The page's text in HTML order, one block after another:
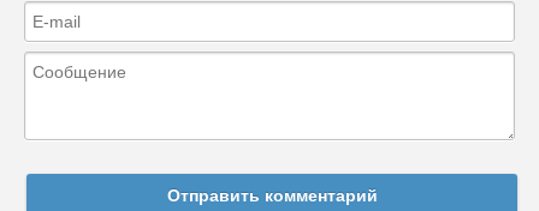
Отправить комментарий